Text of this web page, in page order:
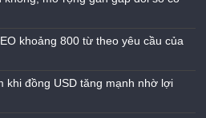
khoảng 800 từ theo yêu cầu của
khi đồng USD tăng mạnh nhờ lợi